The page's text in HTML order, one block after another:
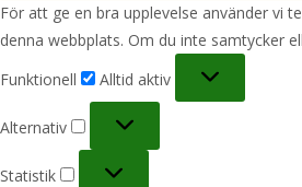
För att ge en bra upplevelse använder vi
denna webbplats. Om du inte samtycker
Funktionell
Alltid aktiv
Alternativ
Statistik